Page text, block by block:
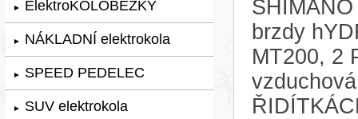
► ElektroKOLOBĚŽKY
► NÁKLADNÍ elektrokola
► SPEED PEDELEC
► SUV elektrokola
brzdy
MT200, 2